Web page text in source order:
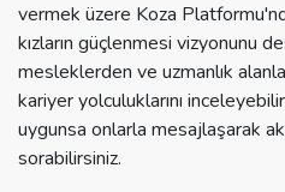
vermek üzere Koza
kızların güçlenmesi vizyonunu
mesleklerden ve uzmanlık
kariyer yolculuklarını
uygunsa onlarla mesajlaşarak
sorabilirsiniz.